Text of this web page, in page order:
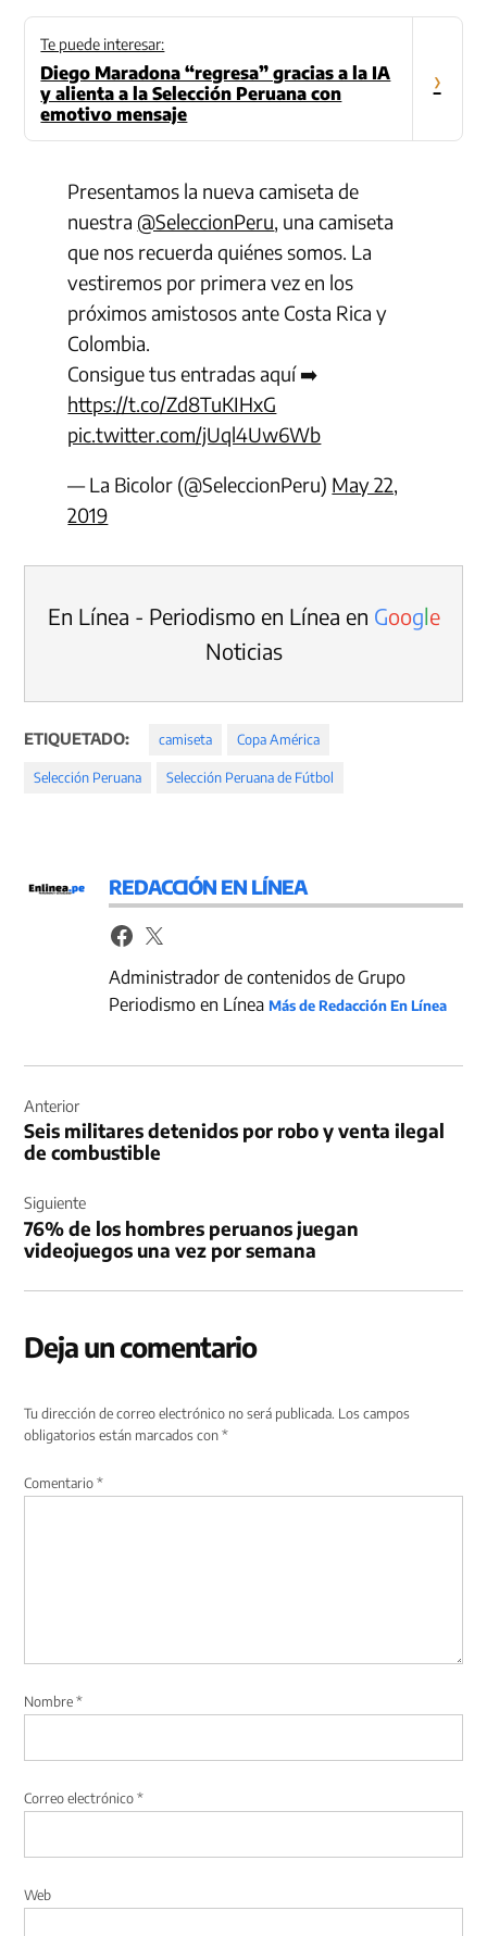
Te puede interesar:
Diego Maradona “regresa” gracias a la IA
y alienta a la Selección Peruana con
emotivo mensaje
›
Presentamos la nueva camiseta de
nuestra @SeleccionPeru, una camiseta
que nos recuerda quiénes somos. La
vestiremos por primera vez en los
próximos amistosos ante Costa Rica y
Colombia.
Consigue tus entradas aquí ➡️
https://t.co/Zd8TuKIHxG
pic.twitter.com/jUql4Uw6Wb
— La Bicolor (@SeleccionPeru) May 22,
2019
En Línea - Periodismo en Línea en Google
Noticias
ETIQUETADO: camiseta Copa América
Selección Peruana Selección Peruana de Fútbol
REDACCIÓN EN LÍNEA
Administrador de contenidos de Grupo
Periodismo en LíneaMás de Redacción En Línea
de
entradas
Anterior
Seis militares detenidos por robo y venta ilegal
de combustible
Siguiente
76% de los hombres peruanos juegan
videojuegos una vez por semana
Deja un comentario
Tu dirección de correo electrónico no será publicada. Los campos
obligatorios están marcados con*
Comentario*
Nombre*
Correo electrónico*
Web